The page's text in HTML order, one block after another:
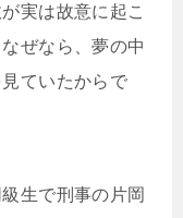
実は故意に起こ
ぜなら、夢の中
ていたからで
生で刑事の片岡